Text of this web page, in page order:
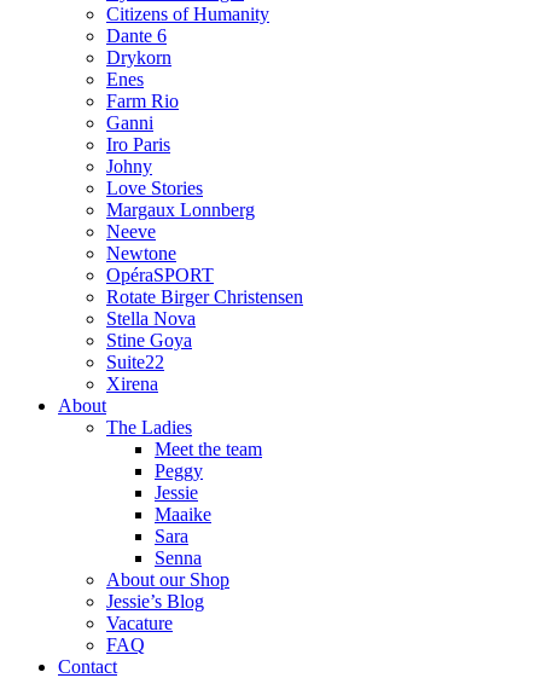
Citizens of Humanity
Dante 6
Drykorn
Enes
Farm Rio
Ganni
Iro Paris
Johny
Love Stories
Margaux Lonnberg
Neeve
Newtone
OpéraSPORT
Rotate Birger Christensen
Stella Nova
Stine Goya
Suite22
Xirena
About
The Ladies
Meet the team
Peggy
Jessie
Maaike
Sara
Senna
About our Shop
Jessie’s Blog
Vacature
FAQ
Contact